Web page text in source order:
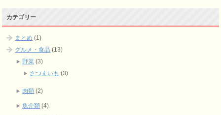
カテゴリー
まとめ (1)
グルメ・食品 (13)
野菜 (3)
さつまいも (3)
肉類 (2)
魚介類 (4)